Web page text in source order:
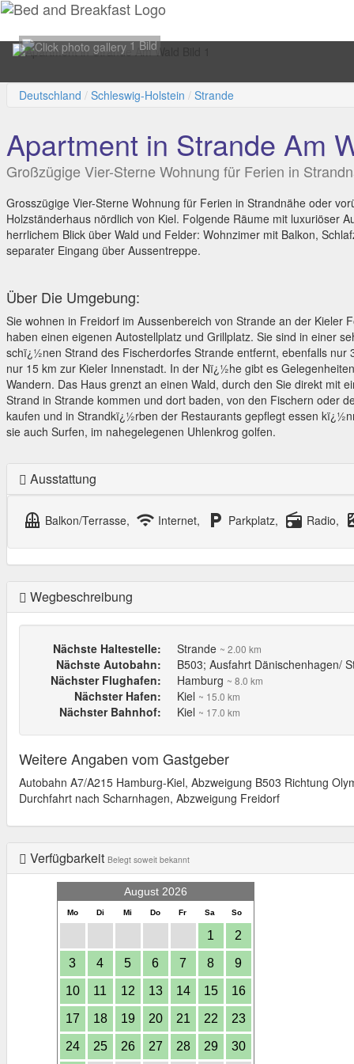
1 Bild
Deutschland Schleswig-Holstein Strande
Apartment in Strande Am
Großzügige Vier-Sterne Wohnung für Ferien in
Grosszügige Vier-Sterne Wohnung für Ferien in Strandnähe oder
Holzständerhaus nördlich von Kiel. Folgende Räume mit luxuriöser
herrlichem Blick über Wald und Felder: Wohnzimer mit Balkon,
separater Eingang über Aussentreppe.
Über Die Umgebung:
Sie wohnen in Freidorf im Aussenbereich von Strande an der Kieler
haben einen eigenen Autostellplatz und Grillplatz. Sie sind in einer
schï¿½nen Strand des Fischerdorfes Strande entfernt, ebenfalls
nur 15 km zur Kieler Innenstadt. In der Nï¿½he gibt es
Wandern. Das Haus grenzt an einen Wald, durch den Sie direkt mit
Strand in Strande kommen und dort baden, von den Fischern oder
kaufen und in Strandkï¿½rben der Restaurants gepflegt essen
sie auch Surfen, im nahegelegenen Uhlenkrog golfen.
Ausstattung
balcony Balkon/Terrasse, wifi Internet, local_parking Parkplatz, radio Radio,
Wegbeschreibung
Nächste Haltestelle: Strande ~ 2.00 km
Nächste Autobahn:
B503; Ausfahrt Dänischenhagen/
Nächster Flughafen:
Hamburg ~ 8.0 km
Nächster Hafen: Kiel ~ 15.0 km
Nächster Bahnhof: Kiel ~ 17.0 km
Weitere Angaben vom Gastgeber
Autobahn A7/A215 Hamburg-Kiel, Abzweigung B503 Richtung
Durchfahrt nach Scharnhagen, Abzweigung Freidorf
Verfügbarkeit Belegt soweit bekannt
August 2026
Mo Di Mi Do Fr Sa So
1 2
3 4 5 6 7 8 9
10 11 12 13 14 15 16
17 18 19 20 21 22 23
24 25 26 27 28 29 30